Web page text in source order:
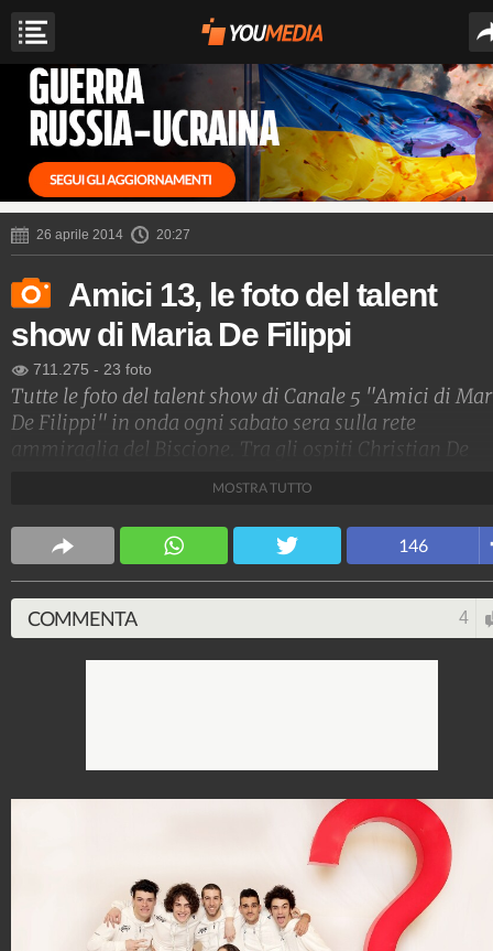
26 aprile 2014 20:27
Amici 13, le foto del talent
show di Maria De Filippi
711.275 - 23 foto
Tutte le foto del talent show di Canale 5 "Amici di
De Filippi" in onda ogni sabato sera sulla rete
ammiraglia del Biscione. Tra gli ospiti Christian De
Spettacolo Fanpage
MOSTRA TUTTO
146
COMMENTA 4